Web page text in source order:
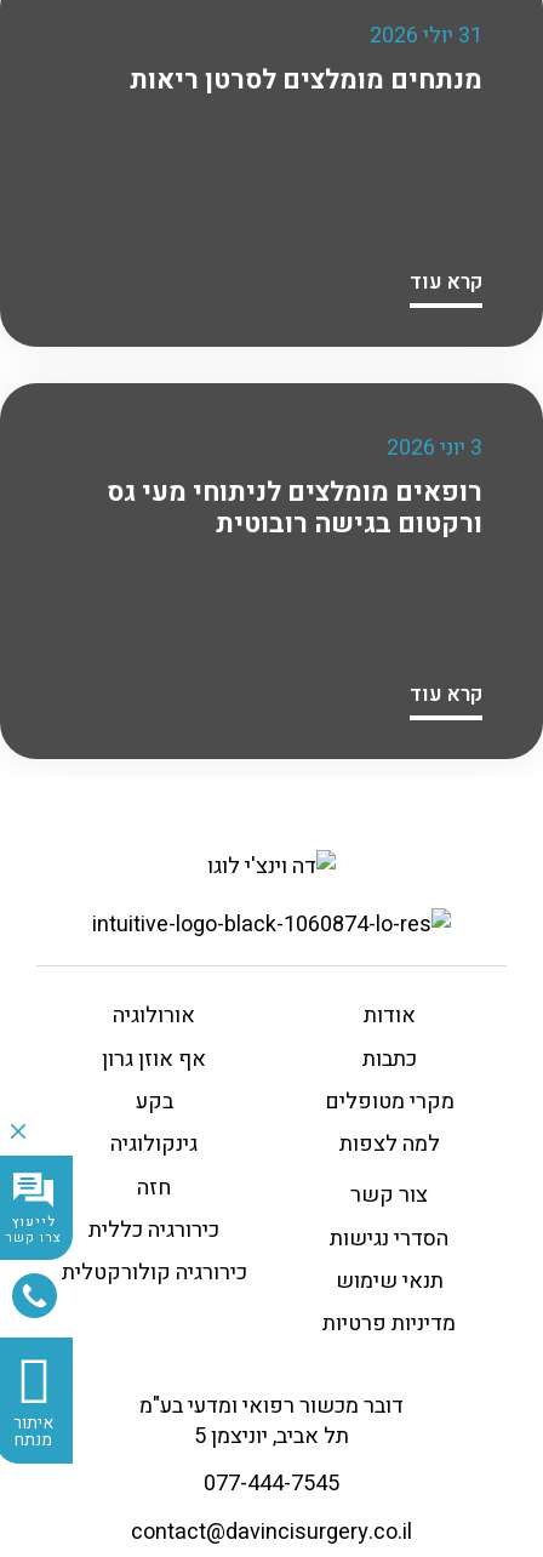
לייעוץ
צרו קשר
איתור
מנתח
31 יולי 2026
מנתחים מומלצים לסרטן ריאות
קרא עוד
3 יוני 2026
רופאים מומלצים לניתוחי מעי גס
ורקטום בגישה רובוטית
קרא עוד
אודות
כתבות
מקרי מטופלים
למה לצפות
צור קשר
הסדרי נגישות
תנאי שימוש
מדיניות פרטיות
אורולוגיה
אף אוזן גרון
בקע
גינקולוגיה
חזה
כירורגיה כללית
כירורגיה קולורקטלית
דובר מכשור רפואי ומדעי בע"מ
תל אביב, יוניצמן 5
077-444-7545
contact@davincisurgery.co.il